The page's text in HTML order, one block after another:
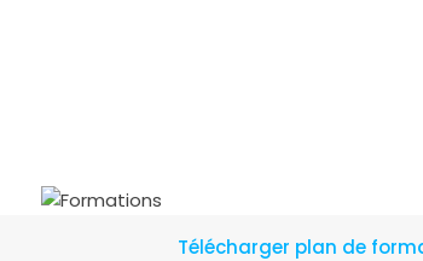
Télécharger plan de